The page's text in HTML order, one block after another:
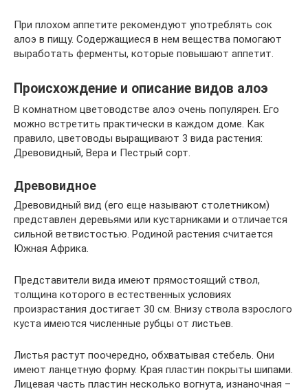
При плохом аппетите рекомендуют употреблять сок
алоэ в пищу. Содержащиеся в нем вещества помогают
выработать ферменты, которые повышают аппетит.
Происхождение и описание видов алоэ
В комнатном цветоводстве алоэ очень популярен. Его
можно встретить практически в каждом доме. Как
правило, цветоводы выращивают 3 вида растения:
Древовидный, Вера и Пестрый сорт.
Древовидное
Древовидный вид (его еще называют столетником)
представлен деревьями или кустарниками и отличается
сильной ветвистостью. Родиной растения считается
Южная Африка.
Представители вида имеют прямостоящий ствол,
толщина которого в естественных условиях
произрастания достигает 30 см. Внизу ствола взрослого
куста имеются численные рубцы от листьев.
Листья растут поочередно, обхватывая стебель. Они
имеют ланцетную форму. Края пластин покрыты шипами.
Лицевая часть пластин несколько вогнута, изнаночная –